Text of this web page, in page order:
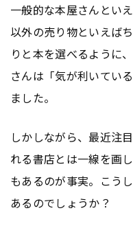
一般的な本屋さんとい
以外の売り物といえば
りと本を選べるように
さんは「気が利いてい
ました。
しかしながら、最近注
れる書店とは一線を画
もあるのが事実。こう
あるのでしょうか？